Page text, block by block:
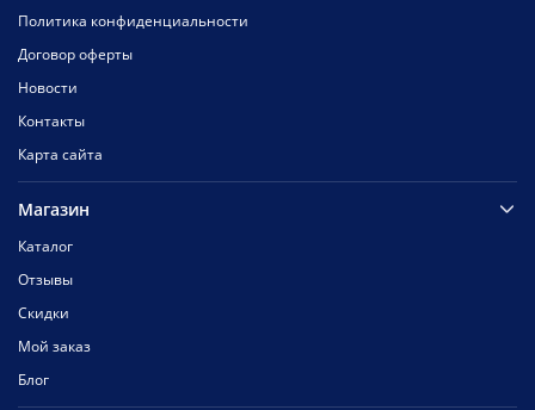
Политика конфиденциальности
Договор оферты
Новости
Контакты
Карта сайта
Магазин
Каталог
Отзывы
Скидки
Мой заказ
Блог